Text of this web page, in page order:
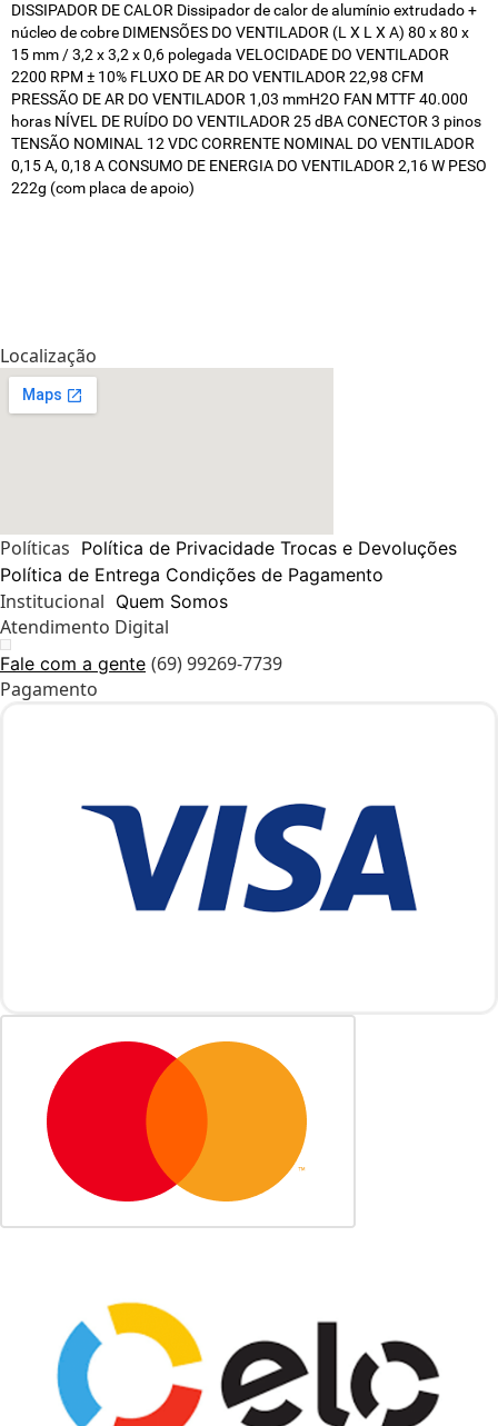
DISSIPADOR DE CALOR Dissipador de calor de alumínio extrudado +
núcleo de cobre DIMENSÕES DO VENTILADOR (L X L X A) 80 x 80 x
15 mm / 3,2 x 3,2 x 0,6 polegada VELOCIDADE DO VENTILADOR
2200 RPM ± 10% FLUXO DE AR DO VENTILADOR 22,98 CFM
PRESSÃO DE AR DO VENTILADOR 1,03 mmH2O FAN MTTF 40.000
horas NÍVEL DE RUÍDO DO VENTILADOR 25 dBA CONECTOR 3 pinos
TENSÃO NOMINAL 12 VDC CORRENTE NOMINAL DO VENTILADOR
0,15 A, 0,18 A CONSUMO DE ENERGIA DO VENTILADOR 2,16 W PESO
222g (com placa de apoio)
Localização
Políticas Política de Privacidade Trocas e Devoluções
Política de Entrega Condições de Pagamento
Institucional Quem Somos
Atendimento Digital
Fale com a gente (69) 99269-7739
Pagamento